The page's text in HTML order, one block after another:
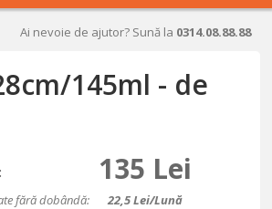
Ai nevoie de ajutor? Sună la 0314.08.88.88
145ml - de
135 Lei
fără dobândă: 22,5Lei/lună